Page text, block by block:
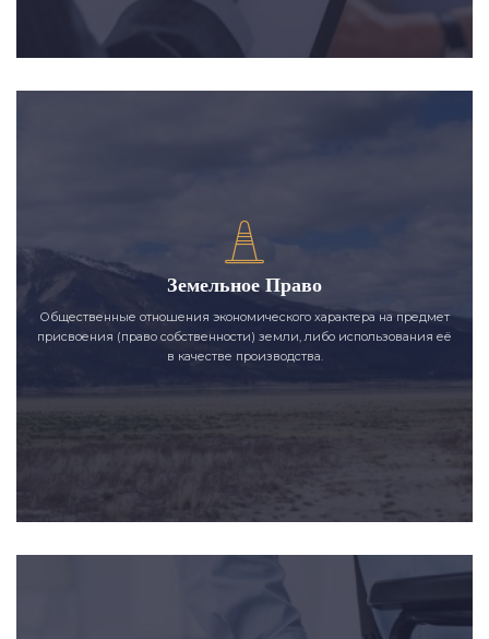
Земельное Право
Общественные отношения экономического характера на предмет
присвоения (право собственности) земли, либо использования её
в качестве производства.